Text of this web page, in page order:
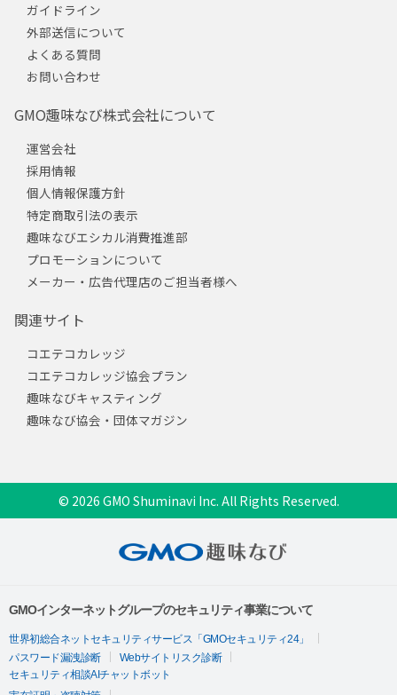
ガイドライン
外部送信について
よくある質問
お問い合わせ
GMO趣味なび株式会社について
運営会社
採用情報
個人情報保護方針
特定商取引法の表示
趣味なびエシカル消費推進部
プロモーションについて
メーカー・広告代理店のご担当者様へ
関連サイト
コエテコカレッジ
コエテコカレッジ協会プラン
趣味なびキャスティング
趣味なび協会・団体マガジン
© 2026 GMO Shuminavi Inc. All Rights Reserved.